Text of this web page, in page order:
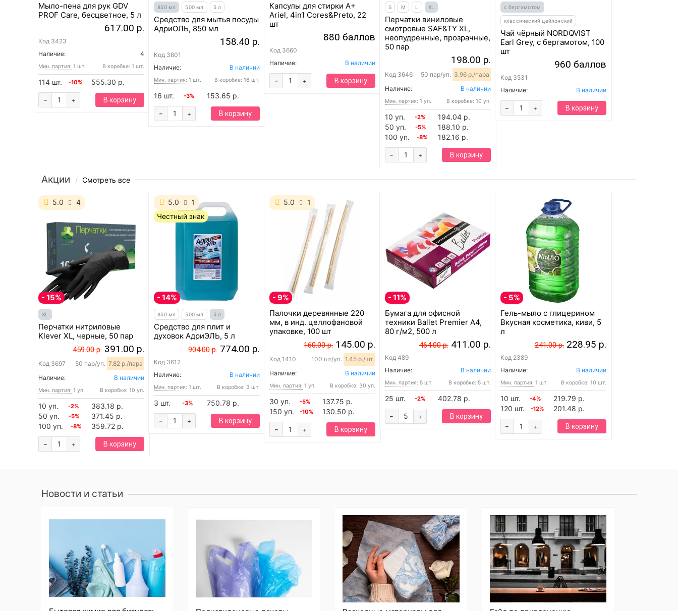
Мыло-пена для рук GDV
PROF Care, бесцветное, 5 л
617.00 р.
Код 3423
Наличие:
4
Мин. партия: 1 шт. В коробке: 1 шт.
114 шт. -10% 555.30 р.
+
- В корзину
850 мл 500 мл 5 л
Средство для мытья посуды
АдриОЛЬ, 850 мл
158.40 р.
Код 3601
Наличие:
В наличии
Мин. партия: 1 шт. В коробке: 16 шт.
16 шт. -3% 153.65 р.
+
- В корзину
Капсулы для стирки A+
Ariel, 4in1 Cores&Preto, 22
шт
880 баллов
Код 3660
Наличие:
В наличии
+
- В корзину
S M L XL
Перчатки виниловые
смотровые SAF&TY XL,
неопудренные, прозрачные,
50 пар
198.00 р.
Код 3646 50 пар/уп. 3.96 р./пара
Наличие:
В наличии
Мин. партия: 1 уп. В коробке: 10 уп.
10 уп. -2%
194.04 р.
50 уп.
-5%
188.10 р.
100 уп.
-8% 182.16 р.
+
- В корзину
с бергамотом
классический цейлонский
Чай чёрный NORDQVIST
Earl Grey, с бергамотом, 100
шт
960 баллов
Код 3531
Наличие:
В наличии
+
- В корзину
Акции Смотреть все
5.0 4
- 15%
XL
Перчатки нитриловые
Klever XL, черные, 50 пар
459.00 р. 391.00 р.
Код 3697 50 пар/уп. 7.82 р./пара
Наличие:
В наличии
Мин. партия: 1 уп. В коробке: 10 уп.
10 уп. -2%
383.18 р.
50 уп.
-5%
371.45 р.
100 уп.
-8% 359.72 р.
+
- В корзину
5.0
1
Честный знак
- 14%
850 мл 500 мл 5 л
Средство для плит и
духовок АдриЭЛЬ, 5 л
904.00 р. 774.00 р.
Код 3612
Наличие:
В наличии
Мин. партия: 1 шт. В коробке: 3 шт.
3 шт. -3% 750.78 р.
+
- В корзину
5.0 1
- 9%
Палочки деревянные 220
мм, в инд. целлофановой
упаковке, 100 шт
160.00 р. 145.00 р.
Код1410 100 шт/уп. 1.45 р./шт.
Наличие:
В наличии
Мин. партия: 1 уп. В коробке: 30 уп.
30 уп. -5%
137.75 р.
150 уп.
-10% 130.50 р.
+
- В корзину
- 11%
Бумага для офисной
техники Ballet Premier A4,
80 г/м2, 500 л
464.00 р. 411.00 р.
Код 489
Наличие:
В наличии
Мин. партия: 5 шт. В коробке: 5 шт.
25 шт. -2% 402.78 р.
+
- В корзину
- 5%
Гель-мыло с глицерином
Вкусная косметика, киви, 5
л
241.00 р. 228.95 р.
Код 2389
Наличие:
В наличии
Мин. партия: 1 шт. В коробке: 10 шт.
10 шт. -4%
219.79 р.
120 шт.
-12% 201.48 р.
+
- В корзину
Новости и статьи